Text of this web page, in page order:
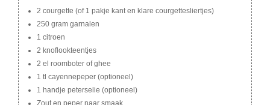
2 courgette (of 1 pakje kant en klare courgettesliertjes)
250 gram garnalen
1 citroen
2 knoflookteentjes
2 el roomboter of ghee
1 tl cayennepeper (optioneel)
1 handje peterselie (optioneel)